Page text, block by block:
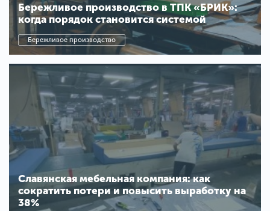
Бережливое производство в ТПК «БРИК»:
когда порядок становится системой
Бережливое производство
Славянская мебельная компания: как
сократить потери и повысить выработку на
38%